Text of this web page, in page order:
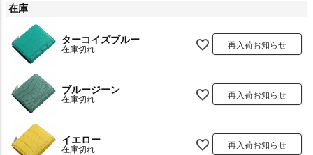
在庫
ターコイズブルー
在庫切れ 再入荷お知らせ
ブルージーン
在庫切れ 再入荷お知らせ
イエロー
在庫切れ 再入荷お知らせ